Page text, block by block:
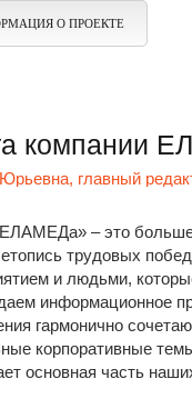
О ПРОЕКТЕ
компании
главный
– это больше
трудовых
и людьми,
информационное
гармонично
корпоративные
основная часть